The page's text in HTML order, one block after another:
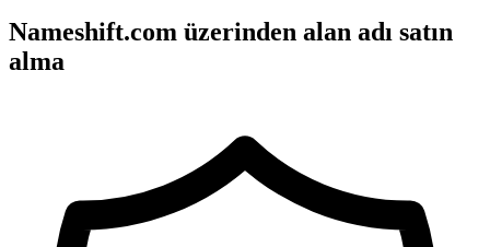
Nameshift.com üzerinden alan adı satın
alma